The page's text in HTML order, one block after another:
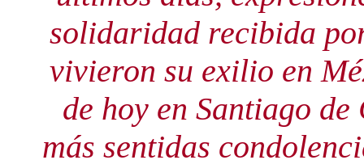
solidaridad recibida
vivieron su exilio en
de hoy en Santiago
más sentidas